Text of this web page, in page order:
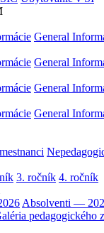
General
General
General
General
3. ročník 4. ročník
Absolventi —
pedagogického